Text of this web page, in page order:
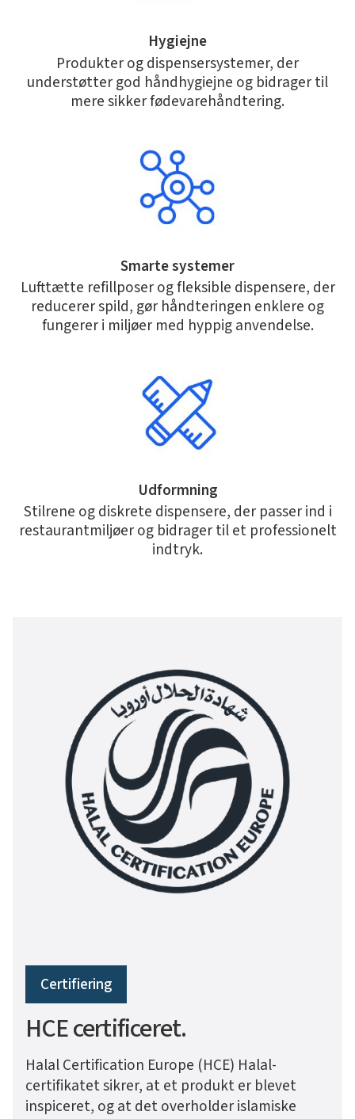
Hygiejne
Produkter og dispensersystemer, der
understøtter god håndhygiejne og bidrager til
mere sikker fødevarehåndtering.
Smarte systemer
Lufttætte refillposer og fleksible dispensere, der
reducerer spild, gør håndteringen enklere og
fungerer i miljøer med hyppig anvendelse.
Udformning
Stilrene og diskrete dispensere, der passer ind i
restaurantmiljøer og bidrager til et professionelt
indtryk.
Certifiering
HCE certificeret.
Halal Certification Europe (HCE) Halal-
certifikatet sikrer, at et produkt er blevet
inspiceret, og at det overholder islamiske